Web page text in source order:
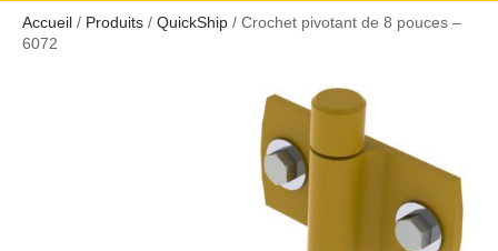
Accueil / Produits / QuickShip / Crochet pivotant de 8 pouces –
6072